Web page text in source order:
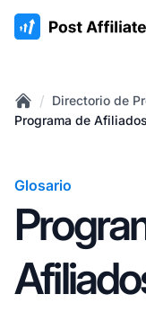
:site.title
Home
/ Directorio de
Programa de
Glosario